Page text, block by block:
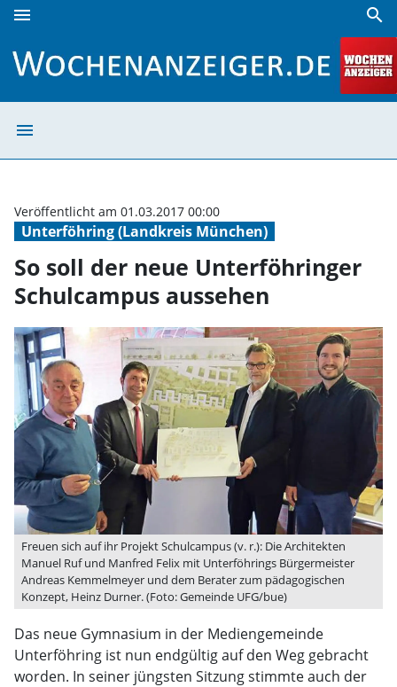
menu search
menu
Unterföhring (Landkreis München)
Veröffentlicht am 01.03.2017 00:00
So soll der neue Unterföhringer
Schulcampus aussehen
Freuen sich auf ihr Projekt Schulcampus (v. r.): Die Architekten
Manuel Ruf und Manfred Felix mit Unterföhrings Bürgermeister
Andreas Kemmelmeyer und dem Berater zum pädagogischen
Konzept, Heinz Durner. (Foto: Gemeinde UFG/bue)
Das neue Gymnasium in der Mediengemeinde
Unterföhring ist nun endgültig auf den Weg gebracht
worden. In seiner jüngsten Sitzung stimmte auch der